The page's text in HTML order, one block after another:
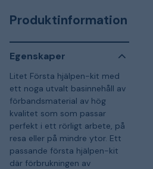
Produktinformation
Egenskaper
Litet Första hjälpen-kit med
ett noga utvalt basinnehåll av
förbandsmaterial av hög
kvalitet som som passar
perfekt i ett rörligt arbete, på
resa eller på mindre ytor. Ett
passande första hjälpen-kit
där förbrukningen av